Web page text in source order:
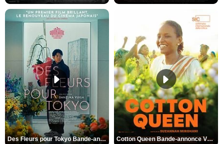
Des Fleurs pour Tokyo Bande-annonce VO STFR Cotton Queen Bande-annonce VO STFR